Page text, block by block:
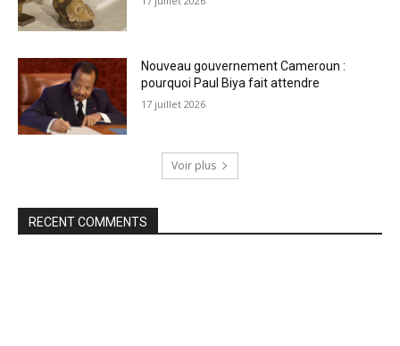
Nouveau gouvernement Cameroun :
pourquoi Paul Biya fait attendre
17 juillet 2026
Voir plus
RECENT COMMENTS